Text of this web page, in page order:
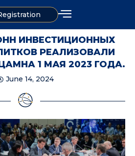
ИНВЕСТИЦИОННЫХ
РЕАЛИЗОВАЛИ
1 МАЯ 2023 ГОДА.
June 14, 2024